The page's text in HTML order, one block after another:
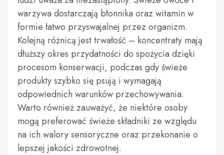
warzywa dostarczają błonnika oraz witamin w
formie łatwo przyswajalnej przez organizm.
Kolejną różnicą jest trwałość – koncentraty mają
dłuższy okres przydatności do spożycia dzięki
procesom konserwacji, podczas gdy świeże
produkty szybko się psują i wymagają
odpowiednich warunków przechowywania.
Warto również zauważyć, że niektóre osoby
mogą preferować świeże składniki ze względu
na ich walory sensoryczne oraz przekonanie o
lepszej jakości zdrowotnej.